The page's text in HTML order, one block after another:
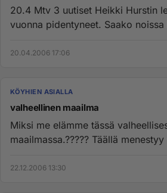
20.4 Mtv 3 uutiset Heikki Hurstin leipäjonot ovat tänä
vuonna pidentyneet. Saako
20.04.2006 17:06
KÖYHIEN ASIALLA
valheellinen maailma
Miksi me elämme tässä
maailmassa.????? Täällä
22.12.2006 13:30